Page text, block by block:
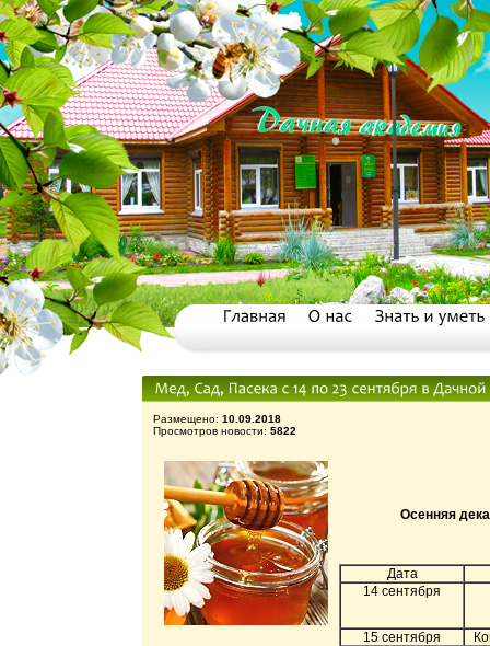
Размещено: 10.09.2018
Просмотров новости: 5822
Осенняя
Дата
14 сентября
15 сентября